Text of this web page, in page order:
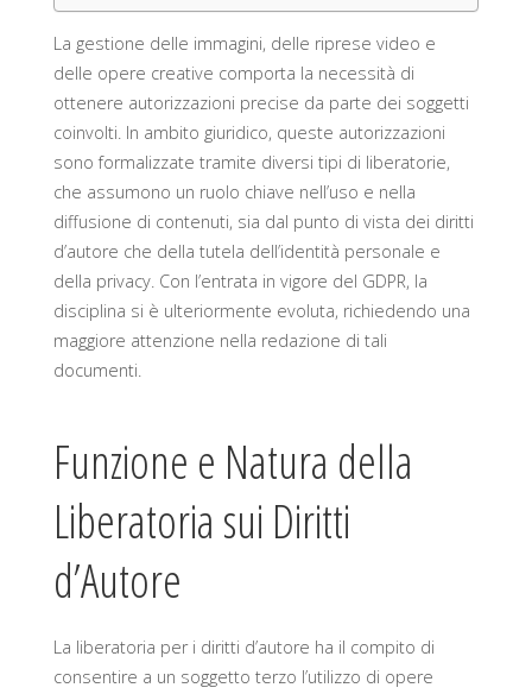
La gestione delle immagini, delle riprese video e
delle opere creative comporta la necessità di
ottenere autorizzazioni precise da parte dei soggetti
coinvolti. In ambito giuridico, queste autorizzazioni
sono formalizzate tramite diversi tipi di liberatorie,
che assumono un ruolo chiave nell’uso e nella
diffusione di contenuti, sia dal punto di vista dei diritti
d’autore che della tutela dell’identità personale e
della privacy. Con l’entrata in vigore del GDPR, la
disciplina si è ulteriormente evoluta, richiedendo una
maggiore attenzione nella redazione di tali
documenti.
Funzione e Natura della
Liberatoria sui Diritti
d’Autore
La liberatoria per i diritti d’autore ha il compito di
consentire a un soggetto terzo l’utilizzo di opere